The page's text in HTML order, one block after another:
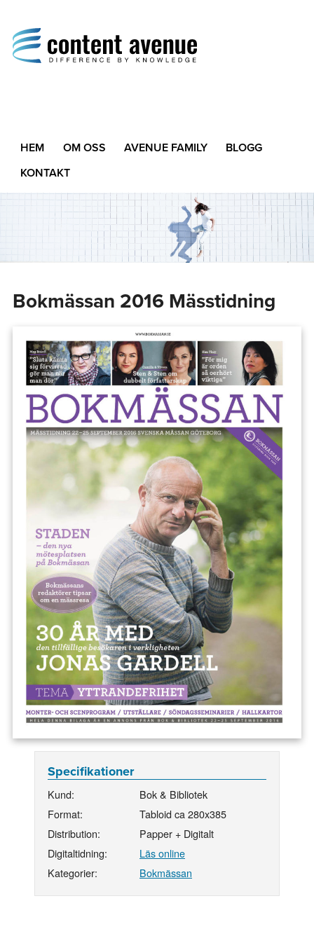
Difference by Knowledge
HEM OM OSS AVENUE FAMILY
BLOGG
KONTAKT
Bokmässan 2016 Mässtidning
Specifikationer
Kund:
Bok & Bibliotek
Format:
Tabloid ca 280x385
Distribution:
Papper + Digitalt
Digitaltidning:
Läs online
Kategorier:
Bokmässan